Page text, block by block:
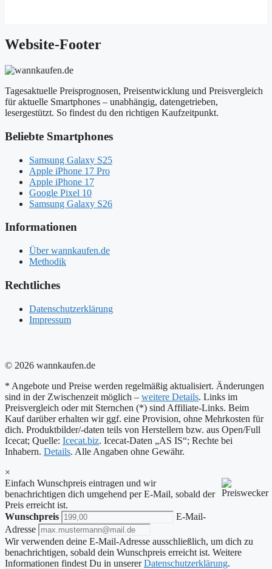
Website-Footer
Tagesaktuelle Preisprognosen, Preisentwicklung und Preisvergleich
für aktuelle Smartphones – unabhängig, datengetrieben,
lesergestützt. So findest du den richtigen Kaufzeitpunkt.
Beliebte Smartphones
Samsung Galaxy S25
Apple iPhone 17 Pro
Apple iPhone 17
Google Pixel 10
Samsung Galaxy S26
Informationen
Über wannkaufen.de
Methodik
Rechtliches
Datenschutzerklärung
Impressum
© 2026 wannkaufen.de
* Angebote und Preise werden regelmäßig aktualisiert. Änderungen
sind in der Zwischenzeit möglich – weitere Details. Links im
Preisvergleich oder mit Sternchen (*) sind Affiliate-Links. Beim
Kauf darüber erhalten wir ggf. eine Provision, ohne Mehrkosten für
dich. Produktbilder/-daten teils von Herstellern bzw. aus Open/Full
Icecat; Quelle: Icecat.biz. Icecat-Daten „AS IS“; Rechte bei
Inhabern. Details. Alle Angaben ohne Gewähr.
×
Einfach Wunschpreis eintragen und wir
benachrichtigen dich umgehend per E-Mail, sobald der
Preis erreicht ist.
Wunschpreis
E-Mail-
Adresse
Wir verwenden deine E-Mail-Adresse ausschließlich, um dich zu
benachrichtigen, sobald dein Wunschpreis erreicht ist. Weitere
Informationen findest Du in unsererDatenschutzerklärung.